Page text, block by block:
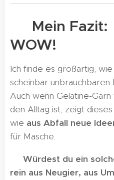
🐄 Mein
WOW!
Ich finde es großartig,
scheinbar
Auch wenn Gelatine-
den Alltag ist, zeigt
wie aus Abfall neue
für Masche.
Würdest du ein
rein aus Neugier, aus